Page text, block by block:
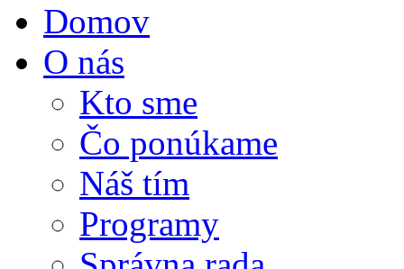
Domov
O nás
Kto sme
Čo ponúkame
Náš tím
Programy